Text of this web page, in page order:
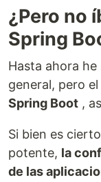
¿Pero no
Spring
Hasta ahora
general, pero
Spring Boot ,
Si bien es
potente, la
de las